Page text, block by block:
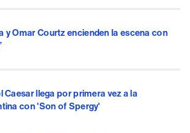
y Omar Courtz encienden la escena con
Caesar llega por primera vez a la
con 'Son of Spergy'